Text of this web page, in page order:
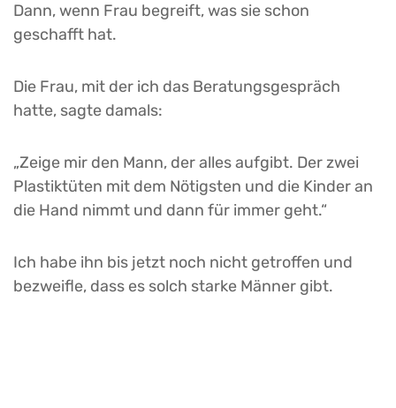
Dann, wenn Frau begreift, was sie schon
geschafft hat.
Die Frau, mit der ich das Beratungsgespräch
hatte, sagte damals:
„Zeige mir den Mann, der alles aufgibt. Der zwei
Plastiktüten mit dem Nötigsten und die Kinder an
die Hand nimmt und dann für immer geht.“
Ich habe ihn bis jetzt noch nicht getroffen und
bezweifle, dass es solch starke Männer gibt.